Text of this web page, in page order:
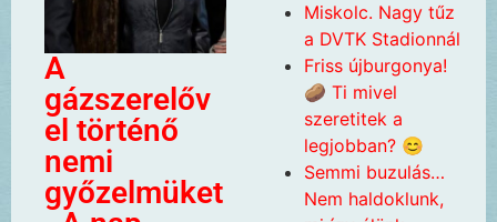
A
gázszerelőv
el történő
nemi
győzelmüket
Miskolc. Nagy tűz
a DVTK Stadionnál
Friss újburgonya!
🥔 Ti mivel
szeretitek a
legjobban? 😊
Semmi buzulás…
Nem haldoklunk,